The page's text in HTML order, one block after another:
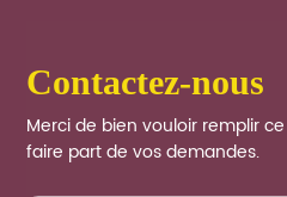
contactez-nous
Merci de bien vouloir remplir
faire part de vos demandes.